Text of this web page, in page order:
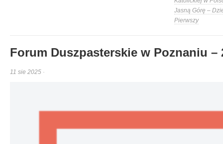
Jasną Górę –
Pierwszy
Forum Duszpasterskie w Poznaniu –
11 sie 2025 ·